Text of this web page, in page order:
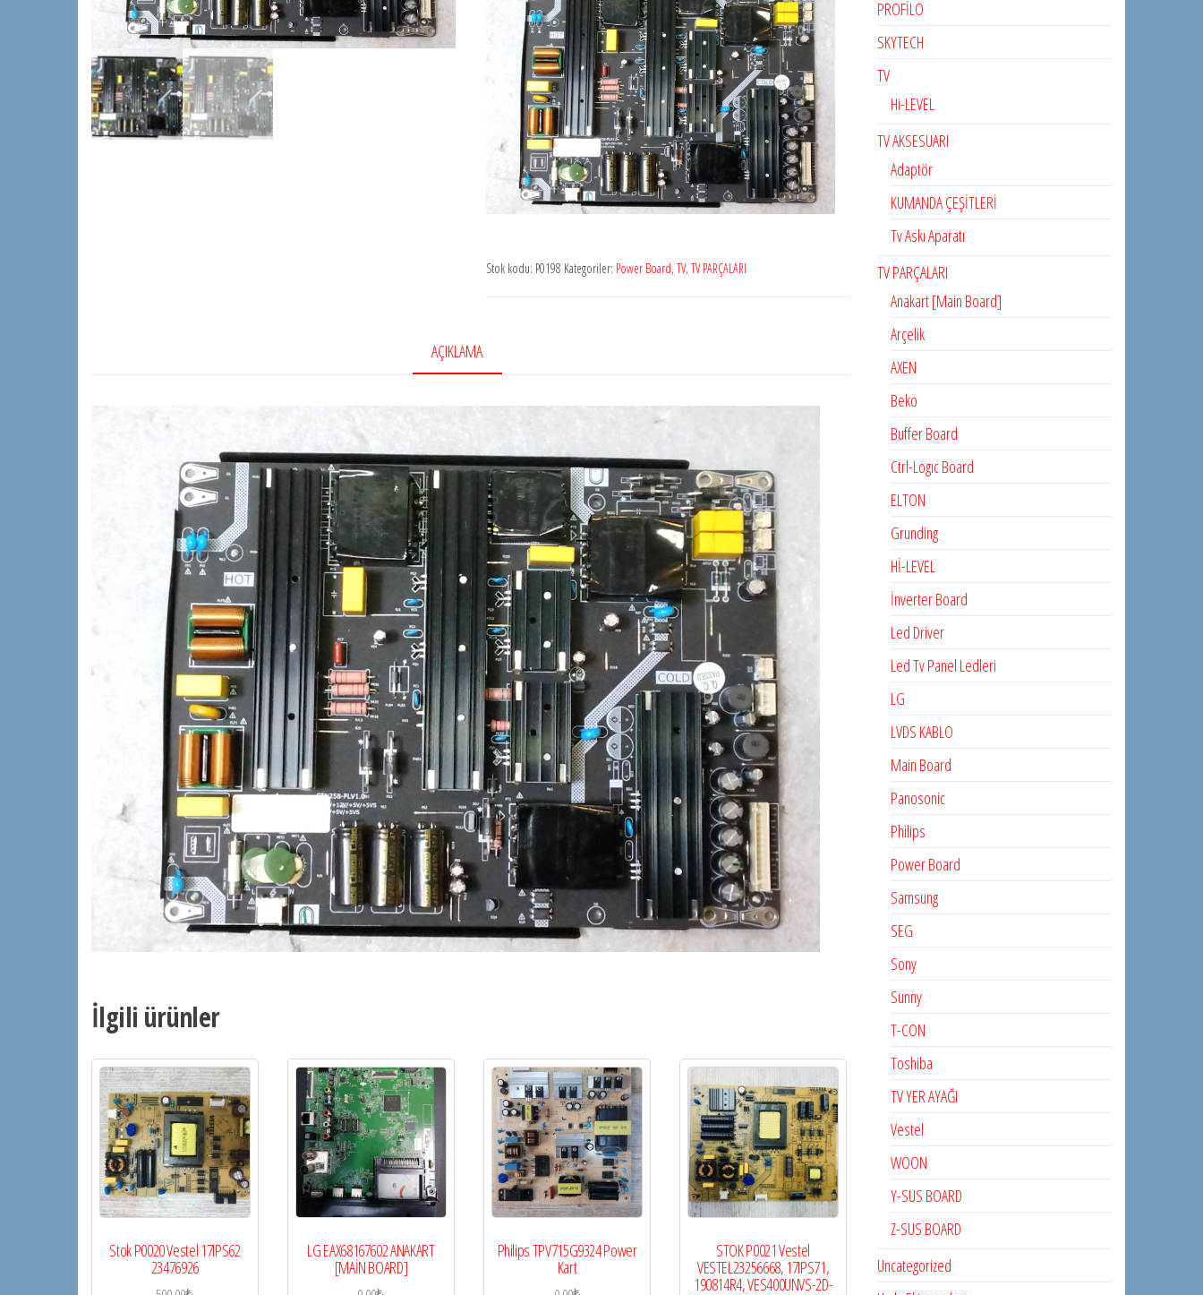
Stok kodu: P0198 Kategoriler: Power Board, TV, TV PARÇALARI
AÇIKLAMA
İlgili ürünler
Stok P0020 Vestel 17IPS62
23476926
LG EAX68167602 ANAKART
[MAİN BOARD]
Philips TPV715G9324 Power
Kart
STOK P0021 Vestel
VESTEL23256668, 17IPS71,
190814R4, VES400UNVS-2D-
PROFİLO
SKYTECH
TV
Hi-LEVEL
TV AKSESUARI
Adaptör
KUMANDA ÇEŞİTLERİ
Tv Askı Aparatı
TV PARÇALARI
Anakart [Main Board]
Arçelik
AXEN
Beko
Buffer Board
Ctrl-Logıc Board
ELTON
Grunding
Hİ-LEVEL
İnverter Board
Led Driver
Led Tv Panel Ledleri
LG
LVDS KABLO
Main Board
Panosonic
Philips
Power Board
Samsung
SEG
Sony
Sunny
T-CON
Toshiba
TV YER AYAĞI
Vestel
WOON
Y-SUS BOARD
Z-SUS BOARD
Uncategorized